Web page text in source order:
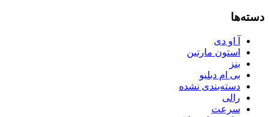
دسته‌ها
آ او دی
استون مارتین
بنز
بی ام دبلیو
دسته‌بندی نشده
رالی
سرعت